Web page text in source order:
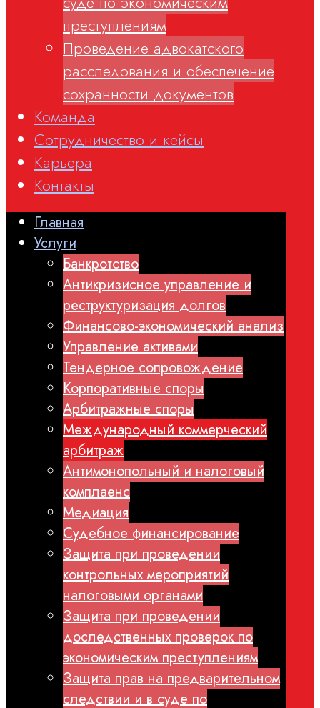
преступлениям
Проведение адвокатского
расследования и обеспечение
сохранности документов
Команда
Сотрудничество и кейсы
Карьера
Контакты
Главная
Услуги
Банкротство
Антикризисное управление и
реструктуризация долгов
Финансово-экономический анализ
Управление активами
Тендерное сопровождение
Корпоративные споры
Арбитражные споры
Международный коммерческий
арбитраж
Антимонопольный и налоговый
комплаенс
Медиация
Судебное финансирование
Защита при проведении
контрольных мероприятий
налоговыми органами
Защита при проведении
доследственных проверок по
экономическим преступлениям
Защита прав на предварительном
следствии и в суде по